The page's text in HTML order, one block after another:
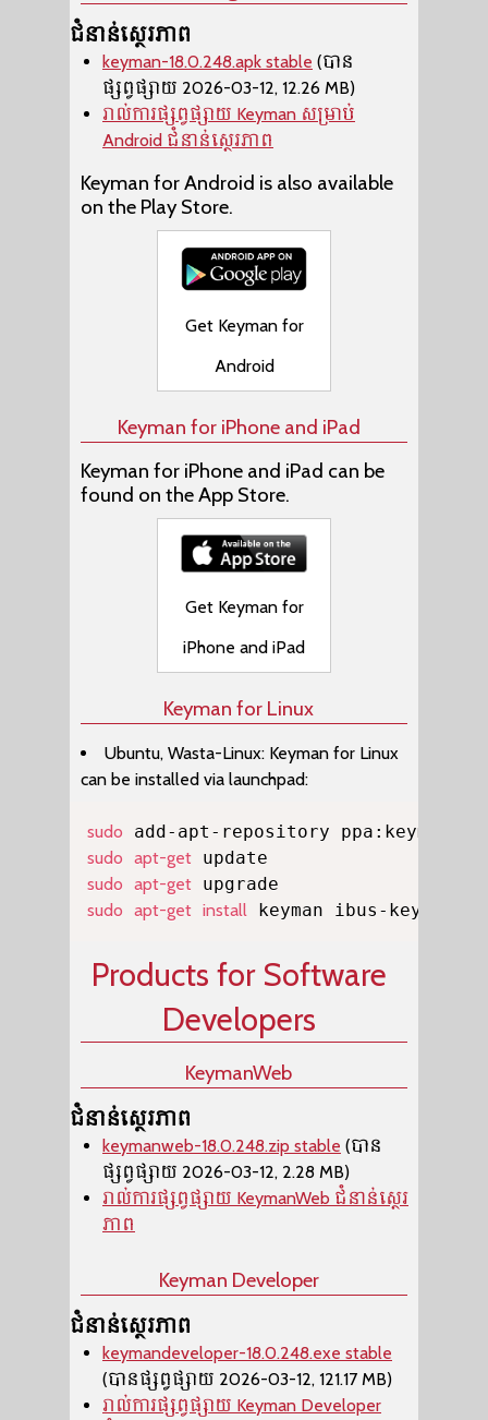
ជំនាន់ស្ថេរភាព
keyman-18.0.248.apk stable (បាន
ផ្សព្វផ្សាយ 2026-03-12, 12.26 MB)
រាល់ការផ្សព្វផ្សាយ Keyman សម្រាប់
Android ជំនាន់ស្ថេរភាព
Keyman for Android is also available
on the Play Store.
Get Keyman for
Android
Keyman for iPhone and iPad
Keyman for iPhone and iPad can be
found on the App Store.
Get Keyman for
iPhone and iPad
Keyman for Linux
Ubuntu, Wasta-Linux: Keyman for Linux
can be installed via launchpad:
sudo
sudo apt-get
sudo apt-get
sudo apt-get install keyman ibus-keyman
Products for Software
Developers
KeymanWeb
ជំនាន់ស្ថេរភាព
keymanweb-18.0.248.zip stable (បាន
ផ្សព្វផ្សាយ 2026-03-12, 2.28 MB)
រាល់ការផ្សព្វផ្សាយ KeymanWeb ជំនាន់ស្ថេរ
ភាព
Keyman Developer
ជំនាន់ស្ថេរភាព
keymandeveloper-18.0.248.exe stable
(បានផ្សព្វផ្សាយ 2026-03-12, 121.17 MB)
រាល់ការផ្សព្វផ្សាយ Keyman Developer